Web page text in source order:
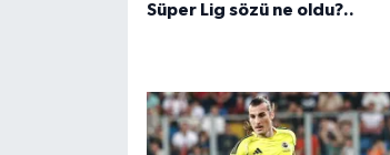
Süper Lig sözü ne oldu?..